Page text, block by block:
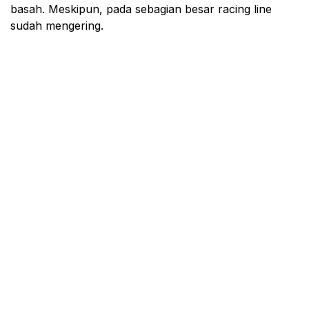
basah. Meskipun, pada sebagian besar racing line
sudah mengering.